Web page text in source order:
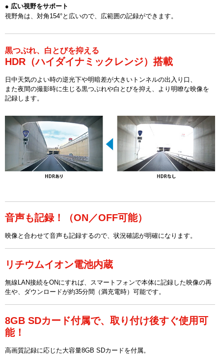
● 広い視野をサポート
視野角は、対角154°と広いので、広範囲の記録ができます。
黒つぶれ、白とびを抑える
HDR（ハイダイナミックレンジ）搭載
日中天気のよい時の逆光下や明暗差が大きいトンネルの出入り口、
また夜間の撮影時に生じる黒つぶれや白とびを抑え、より明瞭な映像を
記録します。
音声も記録！（ON／OFF可能）
映像と合わせて音声も記録するので、状況確認が明確になります。
リチウムイオン電池内蔵
無線LAN接続をONにすれば、スマートフォンで本体に記録した映像の再
生や、ダウンロードが約35分間（満充電時）可能です。
8GB SDカード付属で、取り付け後すぐ使用可
能！
高画質記録に応じた大容量8GB SDカードを付属。